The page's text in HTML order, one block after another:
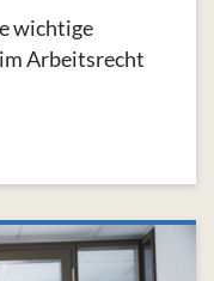
wichtige
Arbeitsrecht